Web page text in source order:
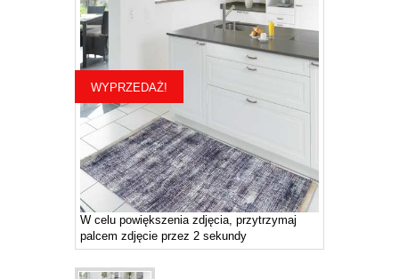
WYPRZEDAŻ!
W celu powiększenia zdjęcia, przytrzymaj
palcem zdjęcie przez 2 sekundy